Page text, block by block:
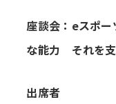
座談会：eスポ
な能力 それを
出席者